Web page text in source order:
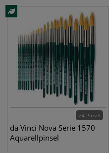
24 Pinsel
da Vinci Nova Serie 1570
Aquarellpinsel